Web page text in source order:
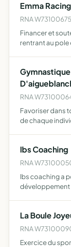
Emma Racing
RNA
Financer et
rentrant au pole
RNA
Favoriser dans
de chaque
Ibs Coaching
RNA
Ibs coaching a
développement
La Boule
RNA
Exercice du